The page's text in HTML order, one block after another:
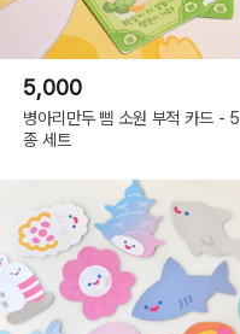
5,000
병아리만두 삠 소원 부적 카드 - 5
종 세트